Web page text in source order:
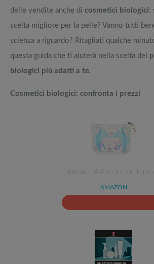
delle vendite anche di cosmetici biologici:
scelta migliore per la pelle? Vanno tutti
scienza a riguardo? Ritagliati qualche
questa guida che ti aiuterà nella scelta dei
biologici più adatti a te.
Cosmetici biologici: confronta i prezzi
Namaki - Astuccio per il
AMAZON